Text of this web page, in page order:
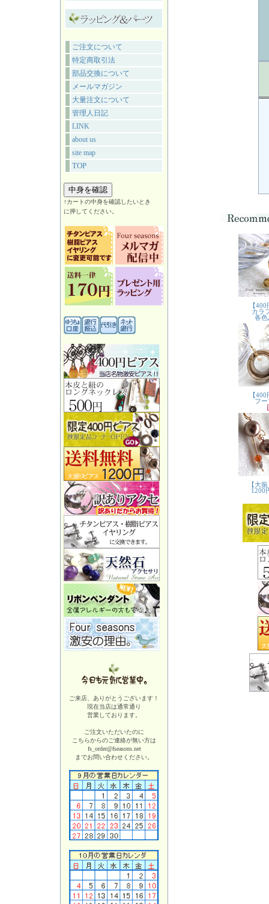
ご注文について
特定商取引法
部品交換について
メールマガジン
大量注文について
管理人日記
LINK
about us
site map
TOP
↑カートの中身を確認したいとき
に押してください。
ご来店、ありがとうございます！
現在当店は通常通り
営業しております。
ご注文いただいたのに
こちらからのご連絡が無い方は
fs_order@fseasons.net
までお問い合わせください。